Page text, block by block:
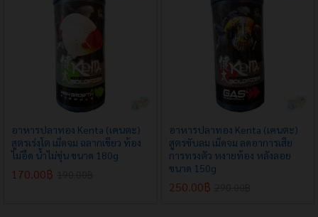
อาหารปลาทอง Kenta (เคนตะ)
สูตรเร่งโต เม็ดจม ฉลากเขียว ท้อง
ไม่อืด น้ำไม่ขุ่น ขนาด 180g
170.00฿
อาหารปลาทอง Kenta (เคนตะ)
สูตรขับลม เม็ดจม ลดอาการเสีย
การทรงตัว หงายท้อง หลังลอย
ขนาด 150g
250.00฿